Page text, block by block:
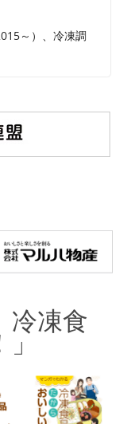
～）、冷凍調
冷凍食